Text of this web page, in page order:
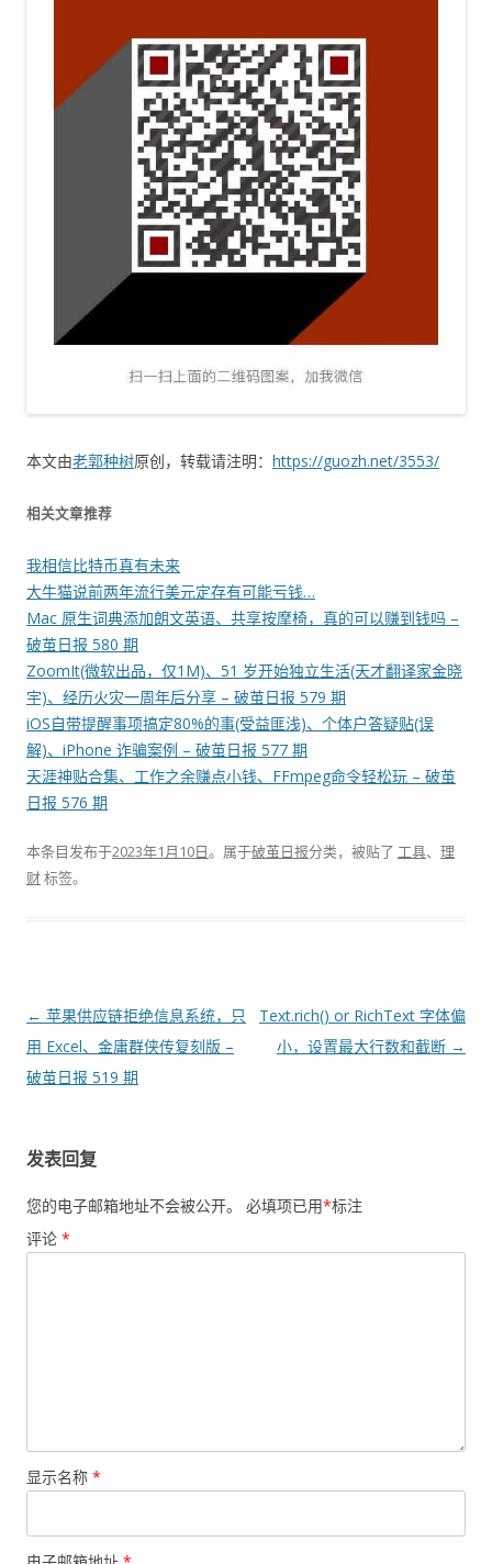
本文由老郭种树原创，转载请注明： https://guozh.net/3553/
相关文章推荐
我相信比特币真有未来
大牛猫说前两年流行美元定存有可能亏钱…
Mac 原生词典添加朗文英语、共享按摩椅，真的可以赚到钱吗 –
破茧日报 580 期
ZoomIt(微软出品，仅1M)、51 岁开始独立生活(天才翻译家金晓
宇)、经历火灾一周年后分享 – 破茧日报 579 期
iOS自带提醒事项搞定80%的事(受益匪浅)、个体户答疑贴(误
解)、iPhone 诈骗案例 – 破茧日报 577 期
天涯神贴合集、工作之余赚点小钱、FFmpeg命令轻松玩 – 破茧
日报 576 期
本条目发布于2023年1月10日。属于破茧日报分类，被贴了 工具、 理
财标签。
文
章
导
← 苹果供应链拒绝信息系统，只
用 Excel、金庸群侠传复刻版 –
破茧日报 519 期
Text.rich() or RichText 字体偏
小，设置最大行数和截断 →
发表回复
您的电子邮箱地址不会被公开。 必填项已用*标注
评论 *
显示名称 *